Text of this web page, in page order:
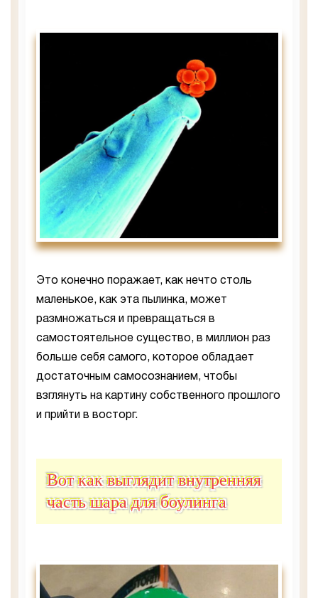
Это конечно поражает, как нечто столь
маленькое, как эта пылинка, может
размножаться и превращаться в
самостоятельное существо, в миллион раз
больше себя самого, которое обладает
достаточным самосознанием, чтобы
взглянуть на картину собственного прошлого
и прийти в восторг.
Вот как выглядит внутренняя
часть шара для боулинга